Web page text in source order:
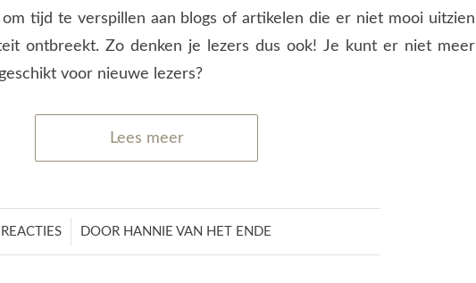
tijd te verspillen aan blogs of artikelen die er niet mooi uitzien
ontbreekt. Zo denken je lezers dus ook! Je kunt er niet meer
voor nieuwe lezers?
Lees meer
/ DOOR HANNIE VAN HET ENDE